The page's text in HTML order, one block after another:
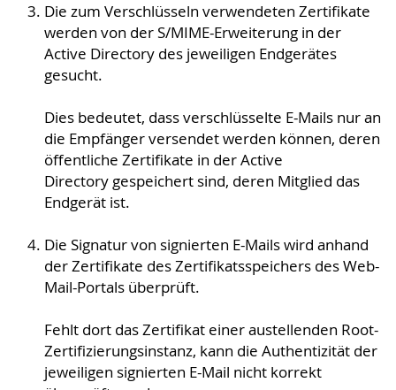
Die zum Verschlüsseln verwendeten Zertifikate
werden von der S/MIME-Erweiterung in der
Active Directory des jeweiligen Endgerätes
gesucht.
Dies bedeutet, dass verschlüsselte E-Mails nur an
die Empfänger versendet werden können, deren
öffentliche Zertifikate in der Active
Directory gespeichert sind, deren Mitglied das
Endgerät ist.
Die Signatur von signierten E-Mails wird anhand
der Zertifikate des Zertifikatsspeichers des Web-
Mail-Portals überprüft.
Fehlt dort das Zertifikat einer austellenden Root-
Zertifizierungsinstanz, kann die Authentizität der
jeweiligen signierten E-Mail nicht korrekt